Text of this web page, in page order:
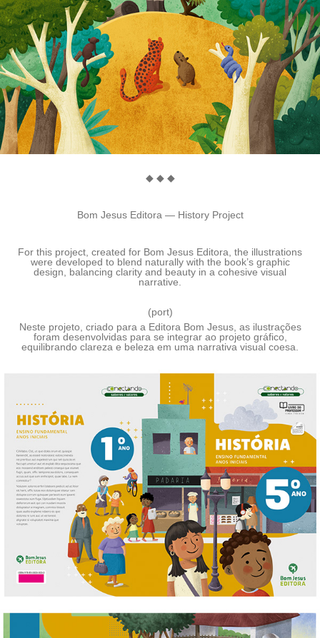
◆ ◆ ◆
Bom Jesus Editora — History Project​​​​​​​
For this project, created for Bom Jesus Editora , the illustrations
were developed to blend naturally with the book’s graphic
design, balancing clarity and beauty in a cohesive visual
narrative.
(port)
Neste projeto, criado para a Editora Bom Jesus, as ilustrações
foram desenvolvidas para se integrar ao projeto gráfico,
equilibrando clareza e beleza em uma narrativa visual coesa.